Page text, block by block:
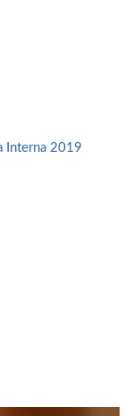
Interna 2019